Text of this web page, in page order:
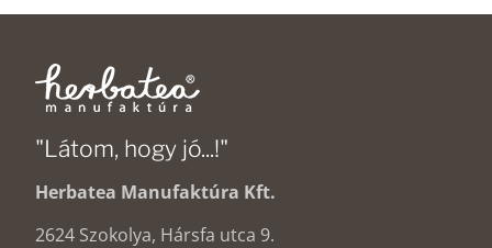
"Látom, hogy jó...!"
Herbatea Manufaktúra Kft.
2624 Szokolya, Hársfa utca 9.